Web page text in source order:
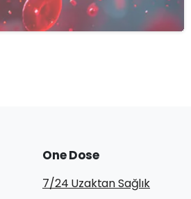
OneDose
7/24 Uzaktan Sağlık